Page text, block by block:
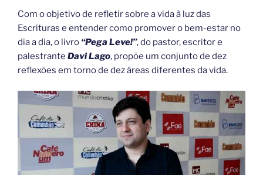
Com o objetivo de refletir sobre a vida à luz das
Escrituras e entender como promover o bem-estar no
dia a dia, o livro “Pega Leve!”, do pastor, escritor e
palestrante Davi Lago, propõe um conjunto de dez
reflexões em torno de dez áreas diferentes da vida.